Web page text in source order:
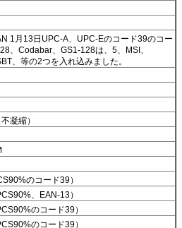
1月13日UPC-A、UPC-Eのコード39のコー
、Codabar、GS1-128は、5、MSI、
、等の2つを入れ込みました。
凝縮）
のコード39）
、EAN-13）
のコード39）
のコード39）